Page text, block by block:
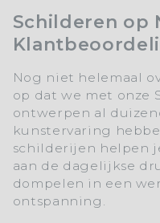
Schilderen op
Nog niet helemaal
op dat we met onze
ontwerpen al
kunstervaring
schilderijen helpen
aan de dagelijkse
dompelen in een
ontspanning.